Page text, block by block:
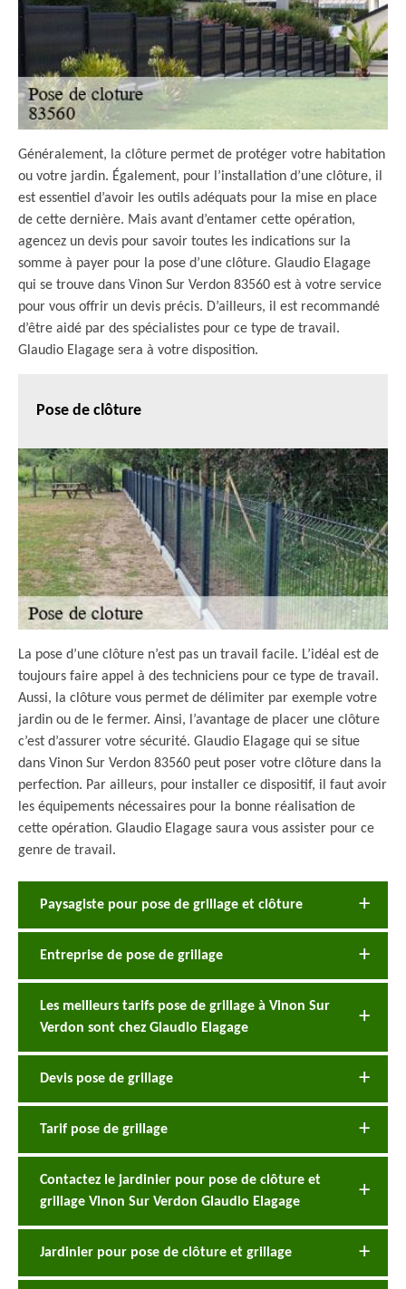
Généralement, la clôture permet de protéger votre habitation
ou votre jardin. Également, pour l’installation d’une clôture, il
est essentiel d’avoir les outils adéquats pour la mise en place
de cette dernière. Mais avant d’entamer cette opération,
agencez un devis pour savoir toutes les indications sur la
somme à payer pour la pose d’une clôture. Glaudio Elagage
qui se trouve dans Vinon Sur Verdon 83560 est à votre service
pour vous offrir un devis précis. D’ailleurs, il est recommandé
d’être aidé par des spécialistes pour ce type de travail.
Glaudio Elagage sera à votre disposition.
Pose de clôture
La pose d’une clôture n’est pas un travail facile. L’idéal est de
toujours faire appel à des techniciens pour ce type de travail.
Aussi, la clôture vous permet de délimiter par exemple votre
jardin ou de le fermer. Ainsi, l’avantage de placer une clôture
c’est d’assurer votre sécurité. Glaudio Elagage qui se situe
dans Vinon Sur Verdon 83560 peut poser votre clôture dans la
perfection. Par ailleurs, pour installer ce dispositif, il faut avoir
les équipements nécessaires pour la bonne réalisation de
cette opération. Glaudio Elagage saura vous assister pour ce
genre de travail.
Paysagiste pour pose de grillage et clôture
Entreprise de pose de grillage
Les meilleurs tarifs pose de grillage à Vinon Sur
Verdon sont chez Glaudio Elagage
Devis pose de grillage
Tarif pose de grillage
Contactez le jardinier pour pose de clôture et
grillage Vinon Sur Verdon Glaudio Elagage
Jardinier pour pose de clôture et grillage